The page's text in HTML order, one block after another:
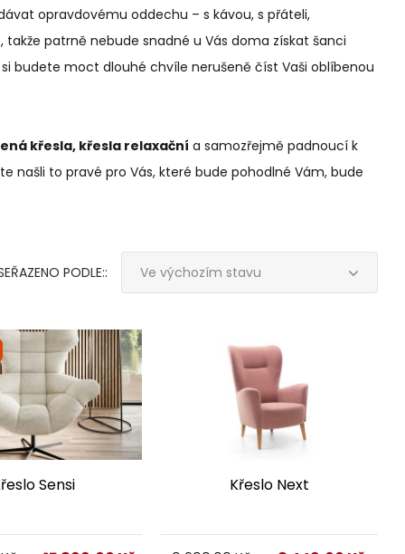
38 190,00Kč
74 145,00Kč 61 139,00Kč
systémy
nábytek
opravdovému oddechu – s kávou, s přáteli,
patrně nebude snadné u Vás doma získat šanci
budete moct dlouhé chvíle nerušeně číst Vaši oblíbenou
křesla, křesla relaxační a samozřejmě padnoucí k
našli to pravé pro Vás, které bude pohodlné Vám, bude
PODLE:: Ve výchozím stavu
Sensi Křeslo Next